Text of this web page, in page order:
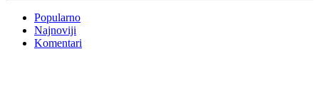
Popularno
Najnoviji
Komentari